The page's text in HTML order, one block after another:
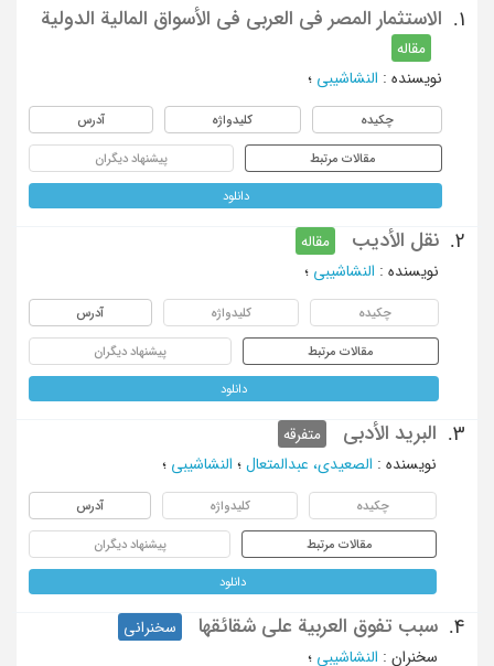
1. الاستثمار المصر فی العربی فی الأسواق المالیة الدولیة
مقاله
نویسنده : النشاشیبی ؛
چکیده کلیدواژه آدرس
مقالات مرتبط پیشنهاد دیگران
دانلود
2. نقل الأدیب
مقاله
نویسنده : النشاشیبی ؛
چکیده کلیدواژه آدرس
مقالات مرتبط پیشنهاد دیگران
دانلود
3. البرید الأدبی
متفرقه
نویسنده : الصعیدی، عبدالمتعال ؛ النشاشیبی ؛
چکیده کلیدواژه آدرس
مقالات مرتبط پیشنهاد دیگران
دانلود
4. سبب تفوق العربیة علی شقائقها
سخنرانی
سخنران : النشاشیبی ؛